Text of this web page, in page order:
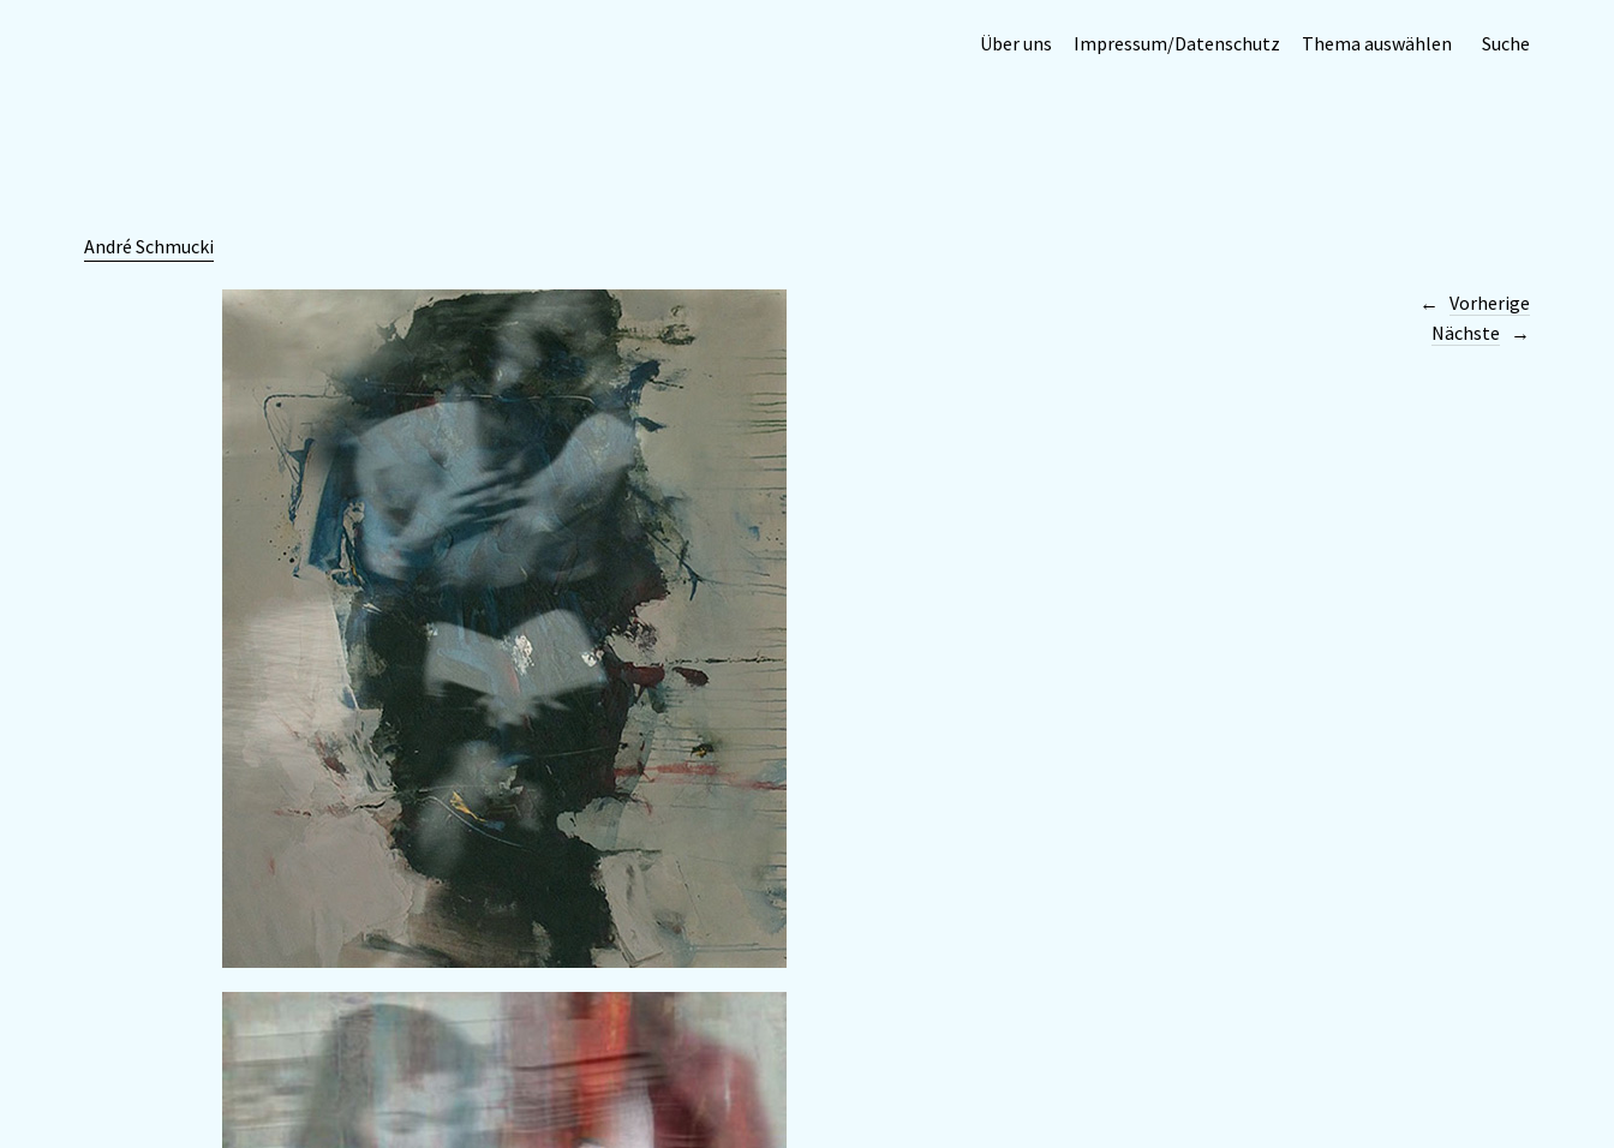
Über uns Impressum/Datenschutz Thema auswählen Suche
André Schmucki
Vorherige
Nächste